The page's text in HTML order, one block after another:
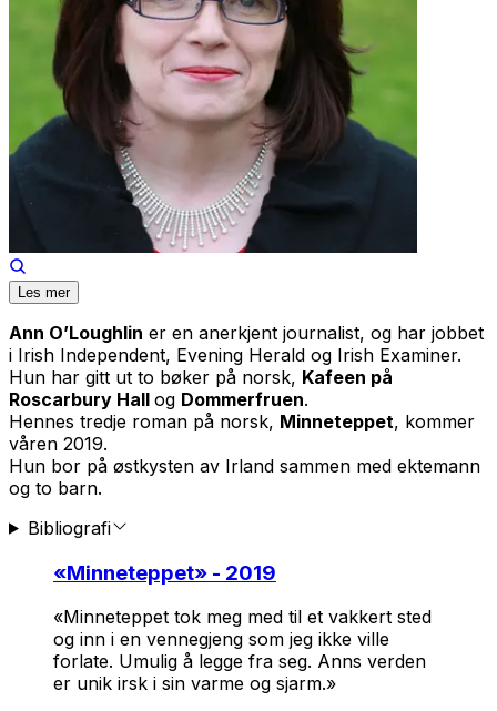
Les mer
Ann O’Loughlin er en anerkjent journalist, og har jobbet
i Irish Independent, Evening Herald og Irish Examiner.
Hun har gitt ut to bøker på norsk, Kafeen på
Roscarbury Hall og Dommerfruen.
Hennes tredje roman på norsk, Minneteppet, kommer
våren 2019.
Hun bor på østkysten av Irland sammen med ektemann
og to barn.
Bibliografi
«Minneteppet» - 2019
«Minneteppet tok meg med til et vakkert sted
og inn i en vennegjeng som jeg ikke ville
forlate. Umulig å legge fra seg. Anns verden
er unik irsk i sin varme og sjarm.»